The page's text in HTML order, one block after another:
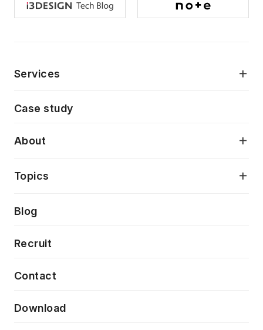
Services
AI駆動開発支援
モダナイゼーション
特徴量エンジニアリングと生成AI
フロントエンド開発
Case study
About
当社が目指しているもの
Topics
Press release
News
Event/Seminer
Blog
Recruit
Contact
Download